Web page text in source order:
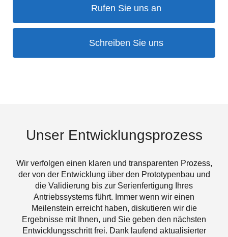
Rufen Sie uns an
Schreiben Sie uns
Unser Entwicklungsprozess
Wir verfolgen einen klaren und transparenten Prozess,
der von der Entwicklung über den Prototypenbau und
die Validierung bis zur Serienfertigung Ihres
Antriebssystems führt. Immer wenn wir einen
Meilenstein erreicht haben, diskutieren wir die
Ergebnisse mit Ihnen, und Sie geben den nächsten
Entwicklungsschritt frei. Dank laufend aktualisierter